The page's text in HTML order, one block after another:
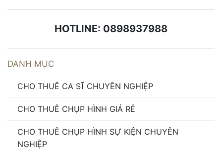
HOTLINE: 0898937988
DANH MỤC
CHO THUÊ CA SĨ CHUYÊN NGHIỆP
CHO THUÊ CHỤP HÌNH GIÁ RẺ
CHO THUÊ CHỤP HÌNH SỰ KIỆN CHUYÊN
NGHIỆP